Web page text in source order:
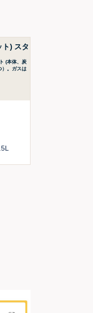
) スタ
(本体、炭
）。ガスは